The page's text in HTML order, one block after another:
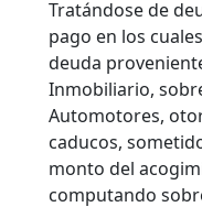
Tratándose de
pago en los
deuda
Inmobiliario,
Automotores,
caducos,
monto del
computando